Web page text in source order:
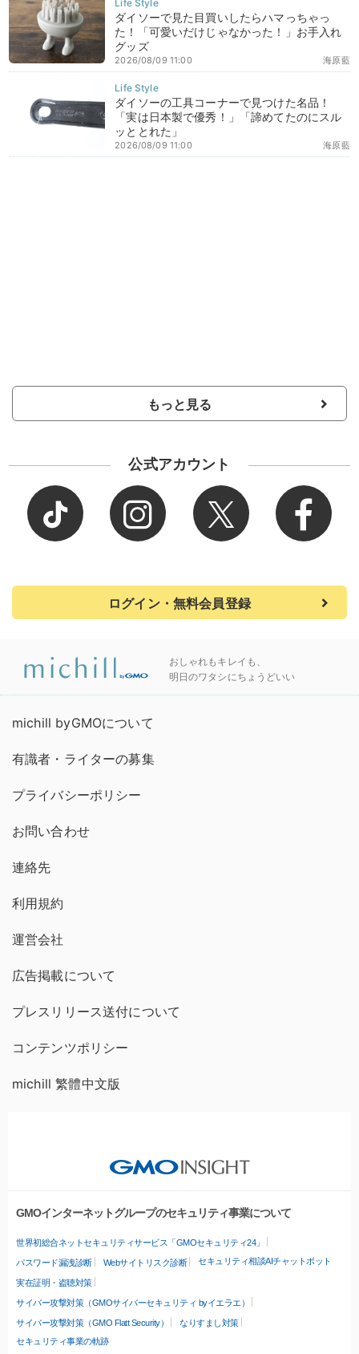
ダイソーで見た目買いしたらハマっちゃっ
た！「可愛いだけじゃなかった！」お手入れ
グッズ
海原藍
2026/08/09 11:00
ダイソーの工具コーナーで見つけた名品！
「実は日本製で優秀！」「諦めてたのにスル
ッととれた」
海原藍
2026/08/09 11:00
もっと見る
公式アカウント
ログイン・無料会員登録
おしゃれもキレイも、
明日のワタシにちょうどいい
michill byGMOについて
有識者・ライターの募集
プライバシーポリシー
お問い合わせ
連絡先
利用規約
運営会社
広告掲載について
プレスリリース送付について
コンテンツポリシー
michill 繁體中文版
GMOインターネットグループのセキュリティ事業について
世界初総合ネットセキュリティサービス「GMOセキュリティ24」
パスワード漏洩診断 Webサイトリスク診断 セキュリティ相談AIチャットボット
実在証明・盗聴対策
サイバー攻撃対策（GMOサイバーセキュリティ byイエラエ）
サイバー攻撃対策（GMO Flatt Security）
なりすまし対策
セキュリティ事業の軌跡